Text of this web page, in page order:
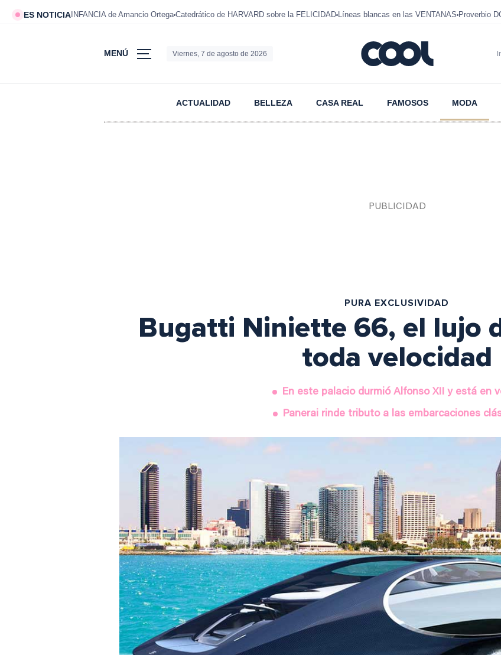
ES NOTICIA INFANCIA de Amancio Ortega Catedrático de HARVARD sobre la FELICIDAD Líneas blancas en las VENTANAS Proverbio
MENÚ Viernes, 7 de agosto de 2026
ACTUALIDAD BELLEZA CASA REAL FAMOSOS MODA
PURA EXCLUSIVIDAD
Bugatti Niniette 66, el lujo
toda velocidad
En este palacio durmió Alfonso XII y está en
Panerai rinde tributo a las embarcaciones